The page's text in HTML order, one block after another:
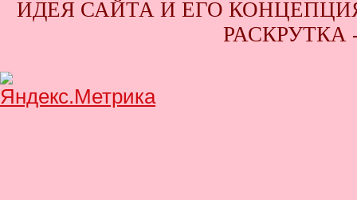
ИДЕЯ САЙТА И ЕГО КОНЦЕПЦИЯ
РАСКРУТКА -